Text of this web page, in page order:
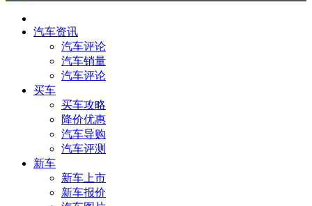
汽车资讯
汽车评论
汽车销量
汽车评论
买车
买车攻略
降价优惠
汽车导购
汽车评测
新车
新车上市
新车报价